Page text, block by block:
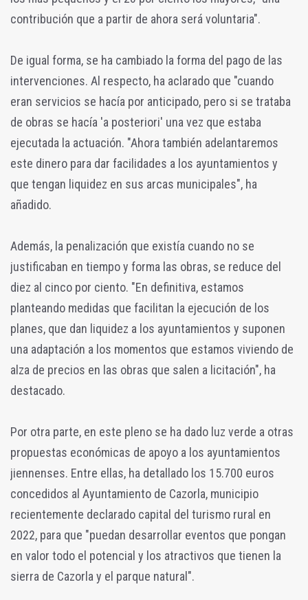
contribución que a partir de ahora será voluntaria".
De igual forma, se ha cambiado la forma del pago de las
intervenciones. Al respecto, ha aclarado que "cuando
eran servicios se hacía por anticipado, pero si se trataba
de obras se hacía 'a posteriori' una vez que estaba
ejecutada la actuación. "Ahora también adelantaremos
este dinero para dar facilidades a los ayuntamientos y
que tengan liquidez en sus arcas municipales", ha
añadido.
Además, la penalización que existía cuando no se
justificaban en tiempo y forma las obras, se reduce del
diez al cinco por ciento. "En definitiva, estamos
planteando medidas que facilitan la ejecución de los
planes, que dan liquidez a los ayuntamientos y suponen
una adaptación a los momentos que estamos viviendo de
alza de precios en las obras que salen a licitación", ha
destacado.
Por otra parte, en este pleno se ha dado luz verde a otras
propuestas económicas de apoyo a los ayuntamientos
jiennenses. Entre ellas, ha detallado los 15.700 euros
concedidos al Ayuntamiento de Cazorla, municipio
recientemente declarado capital del turismo rural en
2022, para que "puedan desarrollar eventos que pongan
en valor todo el potencial y los atractivos que tienen la
sierra de Cazorla y el parque natural".